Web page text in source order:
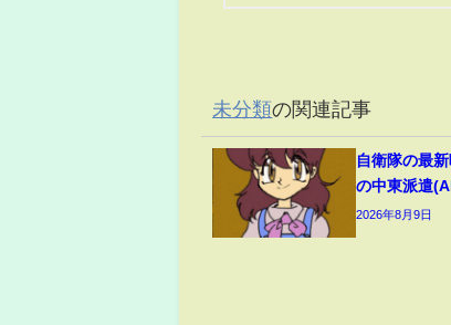
未分類の関連記事
自衛隊の最
の中東派遣
2026年8月9日